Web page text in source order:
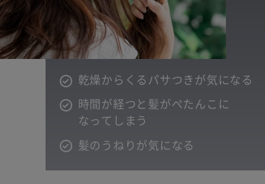
乾燥からくるパサつきが気になる
時間が経つと髪がぺたんこに
なってしまう
髪のうねりが気になる
等に従い正常に使用したにもかかわらず本製品が
正常に機能しなくなった場合
物損故障
ご加入いただいたお客様または第三者の故意また
は重過失によらない破損、落下、水濡れ等の偶然
の事故により本製品が正常に機能しなくなった場
但し次に掲げる場合は、保証の対象外とします。
(1) 本製品の盗難、紛失の場合